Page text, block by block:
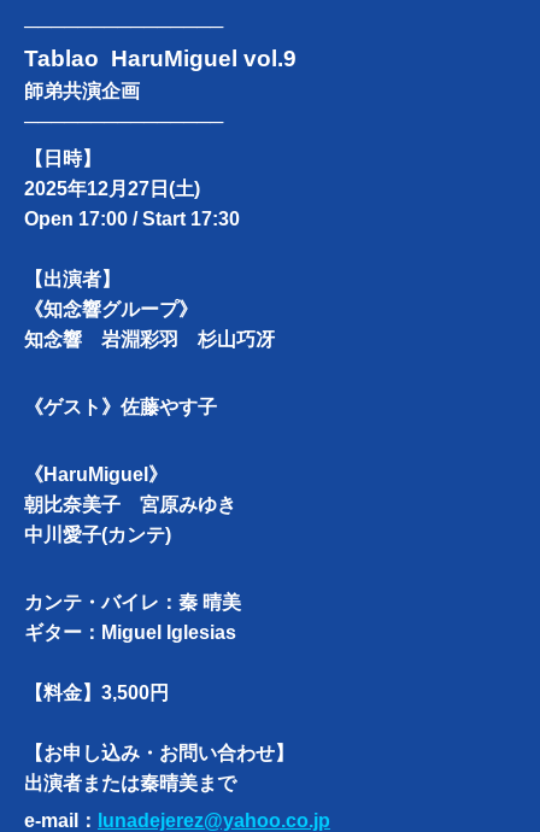
───────────────
Tablao HaruMiguel vol.9
師弟共演企画
───────────────
【日時】
2025年12月27日(土)
Open 17:00 / Start 17:30
【出演者】
《知念響グループ》
知念響 岩淵彩羽 杉山巧冴
《ゲスト》佐藤やす子
《HaruMiguel》
朝比奈美子 宮原みゆき
中川愛子(カンテ)
カンテ・バイレ：秦 晴美
ギター：Miguel Iglesias
【料金】3,500円
【お申し込み・お問い合わせ】
出演者または秦晴美まで
e-mail：
lunadejerez@yahoo.co.jp